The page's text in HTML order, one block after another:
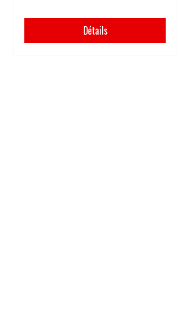
Détails